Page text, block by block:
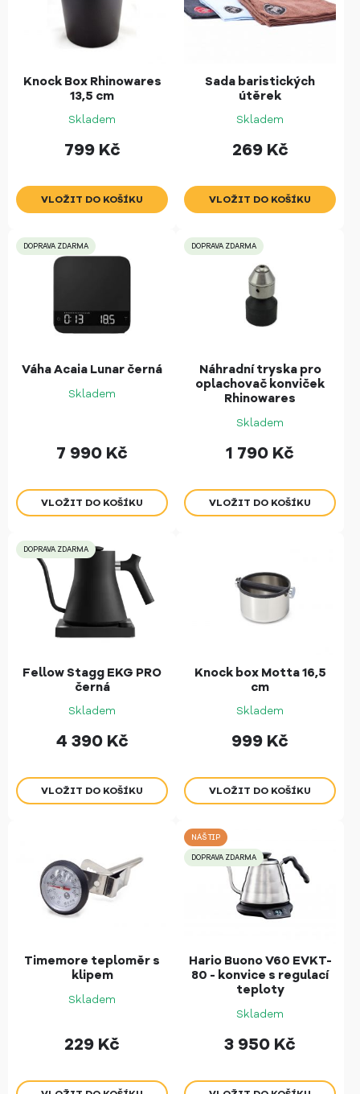
Knock Box Rhinowares
13,5 cm
Skladem
799 Kč
Sada baristických
útěrek
Skladem
269 Kč
DOPRAVA ZDARMA
Váha Acaia Lunar černá
Skladem
7 990 Kč
DOPRAVA ZDARMA
Náhradní tryska pro
oplachovač konviček
Rhinowares
Skladem
1 790 Kč
DOPRAVA ZDARMA
Fellow Stagg EKG PRO
černá
Skladem
4 390 Kč
Knock box Motta 16,5
cm
Skladem
999 Kč
Timemore teploměr s
klipem
Skladem
229 Kč
NÁŠ TIP
DOPRAVA ZDARMA
Hario Buono V60 EVKT-
80 - konvice s regulací
teploty
Skladem
3 950 Kč